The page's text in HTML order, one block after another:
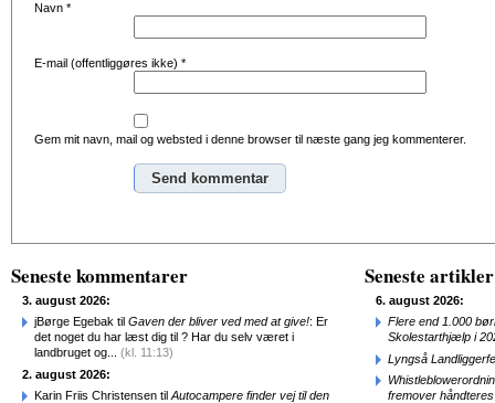
Navn *
E-mail (offentliggøres ikke) *
Gem mit navn, mail og websted i denne browser til næste gang jeg kommenterer.
Seneste kommentarer
3. august 2026:
jBørge Egebak til Gaven der bliver ved med at give!: Er
det noget du har læst dig til ? Har du selv været i
landbruget og... (kl. 11:13)
2. august 2026:
Karin Friis Christensen til Autocampere finder vej til den
Seneste artikler
6. august 2026:
Flere end 1.000
Skolestarthjælp i
Lyngså
fremover